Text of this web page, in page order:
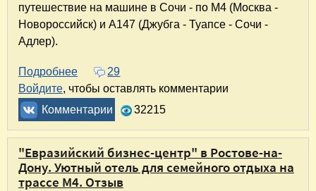
путешествие на машине в Сочи - по М4 (Москва -
Новороссийск) и А147 (Джубга - Туапсе - Сочи -
Адлер).
Подробнее о Траса М4 "Дон" - дорога к морю, дорога
29
Войдите, чтобы оставлять комментарии
Комментарии
32215
"Евразийский бизнес-центр" в Ростове-на-
Дону. Уютный отель для семейного отдыха на
трассе М4. Отзыв